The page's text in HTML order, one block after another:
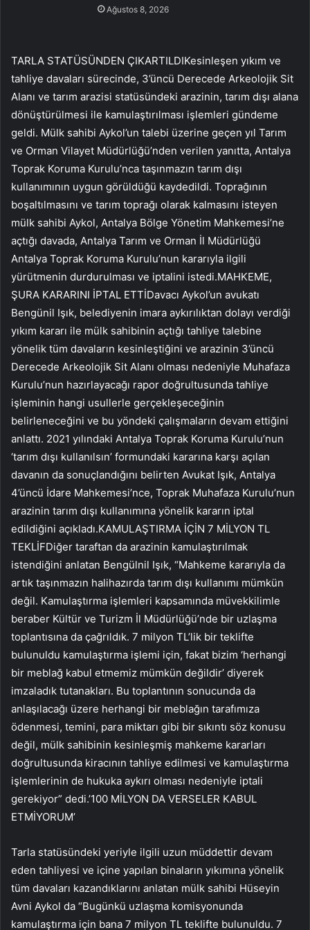
Ağustos 8, 2026
TARLA STATÜSÜNDEN ÇIKARTILDIKesinleşen yıkım ve
tahliye davaları sürecinde, 3’üncü Derecede Arkeolojik Sit
Alanı ve tarım arazisi statüsündeki arazinin, tarım dışı alana
dönüştürülmesi ile kamulaştırılması işlemleri gündeme
geldi. Mülk sahibi Aykol’un talebi üzerine geçen yıl Tarım
ve Orman Vilayet Müdürlüğü’nden verilen yanıtta, Antalya
Toprak Koruma Kurulu’nca taşınmazın tarım dışı
kullanımının uygun görüldüğü kaydedildi. Toprağının
boşaltılmasını ve tarım toprağı olarak kalmasını isteyen
mülk sahibi Aykol, Antalya Bölge Yönetim Mahkemesi’ne
açtığı davada, Antalya Tarım ve Orman İl Müdürlüğü
Antalya Toprak Koruma Kurulu’nun kararıyla ilgili
yürütmenin durdurulması ve iptalini istedi.MAHKEME,
ŞURA KARARINI İPTAL ETTİDavacı Aykol’un avukatı
Bengünil Işık, belediyenin imara aykırılıktan dolayı verdiği
yıkım kararı ile mülk sahibinin açtığı tahliye talebine
yönelik tüm davaların kesinleştiğini ve arazinin 3’üncü
Derecede Arkeolojik Sit Alanı olması nedeniyle Muhafaza
Kurulu’nun hazırlayacağı rapor doğrultusunda tahliye
işleminin hangi usullerle gerçekleşeceğinin
belirleneceğini ve bu yöndeki çalışmaların devam ettiğini
anlattı. 2021 yılındaki Antalya Toprak Koruma Kurulu’nun
‘tarım dışı kullanılsın’ formundaki kararına karşı açılan
davanın da sonuçlandığını belirten Avukat Işık, Antalya
4’üncü İdare Mahkemesi’nce, Toprak Muhafaza Kurulu’nun
arazinin tarım dışı kullanımına yönelik kararın iptal
edildiğini açıkladı.KAMULAŞTIRMA İÇİN 7 MİLYON TL
TEKLİFDiğer taraftan da arazinin kamulaştırılmak
istendiğini anlatan Bengülnil Işık, “Mahkeme kararıyla da
artık taşınmazın halihazırda tarım dışı kullanımı mümkün
değil. Kamulaştırma işlemleri kapsamında müvekkilimle
beraber Kültür ve Turizm İl Müdürlüğü’nde bir uzlaşma
toplantısına da çağrıldık. 7 milyon TL’lik bir teklifte
bulunuldu kamulaştırma işlemi için, fakat bizim ‘herhangi
bir meblağ kabul etmemiz mümkün değildir’ diyerek
imzaladık tutanakları. Bu toplantının sonucunda da
anlaşılacağı üzere herhangi bir meblağın tarafımıza
ödenmesi, temini, para miktarı gibi bir sıkıntı söz konusu
değil, mülk sahibinin kesinleşmiş mahkeme kararları
doğrultusunda kiracının tahliye edilmesi ve kamulaştırma
işlemlerinin de hukuka aykırı olması nedeniyle iptali
gerekiyor” dedi.’100 MİLYON DA VERSELER KABUL
ETMİYORUM’
Tarla statüsündeki yeriyle ilgili uzun müddettir devam
eden tahliyesi ve içine yapılan binaların yıkımına yönelik
tüm davaları kazandıklarını anlatan mülk sahibi Hüseyin
Avni Aykol da “Bugünkü uzlaşma komisyonunda
kamulaştırma için bana 7 milyon TL teklifte bulunuldu. 7